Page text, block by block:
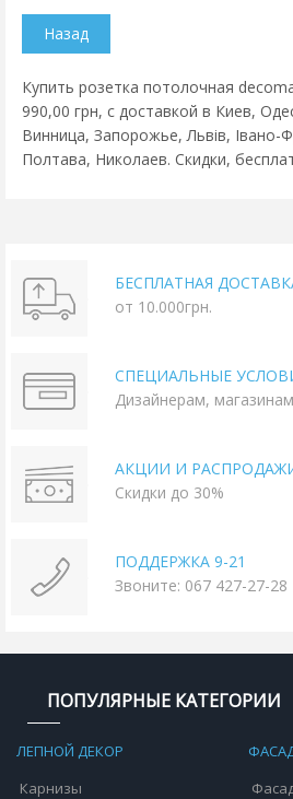
Купить розетка потолочная
990,00 грн, с доставкой в Киев,
Винница, Запорожье, Львів, Івано-
Полтава, Николаев. Скидки,
БЕСПЛАТНАЯ
от 10.000грн.
СПЕЦИАЛЬНЫЕ
Дизайнерам,
АКЦИИ И
Скидки до 30%
ПОДДЕРЖКА 9-21
Звоните: 067 427-27-28
ПОПУЛЯРНЫЕ КАТЕГОРИИ
ЛЕПНОЙ ДЕКОР
Карнизы